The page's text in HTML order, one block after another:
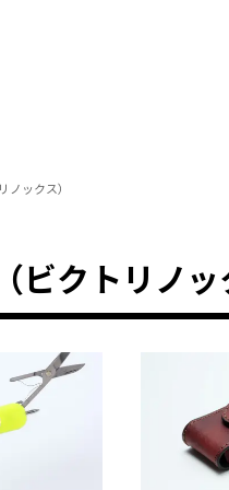
ックス）
クトリノッ